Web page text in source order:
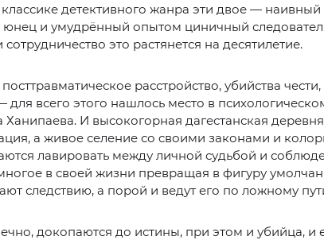
детективного жанра эти двое — наивный
и умудрённый опытом циничный
сотрудничество это растянется на десятилетие.
расстройство, убийства
всего этого нашлось место в
Ханипаева. И высокогорная дагестанская
а живое селение со своими законами и
лавировать между личной судьбой и
в своей жизни превращая в фигуру
следствию, а порой и ведут его по ложному
докопаются до истины, при этом и убийца, и